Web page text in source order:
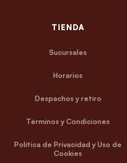
TIENDA
Sucursales
Horarios
Despachos y retiro
Términos y Condiciones
Política de Privacidad y Uso de
Cookies